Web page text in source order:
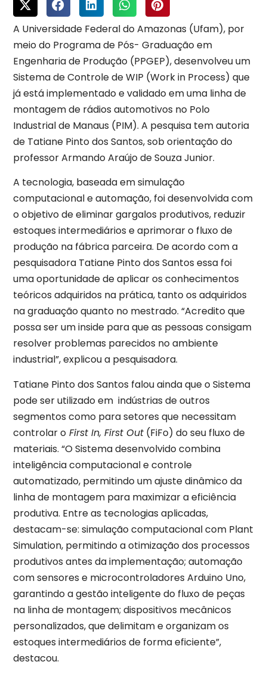
A Universidade Federal do Amazonas (Ufam), por
meio do Programa de Pós- Graduação em
Engenharia de Produção (PPGEP), desenvolveu um
Sistema de Controle de WIP (Work in Process) que
já está implementado e validado em uma linha de
montagem de rádios automotivos no Polo
Industrial de Manaus (PIM). A pesquisa tem autoria
de Tatiane Pinto dos Santos, sob orientação do
professor Armando Araújo de Souza Junior.
A tecnologia, baseada em simulação
computacional e automação, foi desenvolvida com
o objetivo de eliminar gargalos produtivos, reduzir
estoques intermediários e aprimorar o fluxo de
produção na fábrica parceira. De acordo com a
pesquisadora Tatiane Pinto dos Santos essa foi
uma oportunidade de aplicar os conhecimentos
teóricos adquiridos na prática, tanto os adquiridos
na graduação quanto no mestrado. “Acredito que
possa ser um inside para que as pessoas consigam
resolver problemas parecidos no ambiente
industrial”, explicou a pesquisadora.
Tatiane Pinto dos Santos falou ainda que o Sistema
pode ser utilizado em indústrias de outros
segmentos como para setores que necessitam
controlar o First In, First Out (FiFo) do seu fluxo de
materiais. “O Sistema desenvolvido combina
inteligência computacional e controle
automatizado, permitindo um ajuste dinâmico da
linha de montagem para maximizar a eficiência
produtiva. Entre as tecnologias aplicadas,
destacam-se: simulação computacional com Plant
Simulation, permitindo a otimização dos processos
produtivos antes da implementação; automação
com sensores e microcontroladores Arduino Uno,
garantindo a gestão inteligente do fluxo de peças
na linha de montagem; dispositivos mecânicos
personalizados, que delimitam e organizam os
estoques intermediários de forma eficiente”,
destacou.